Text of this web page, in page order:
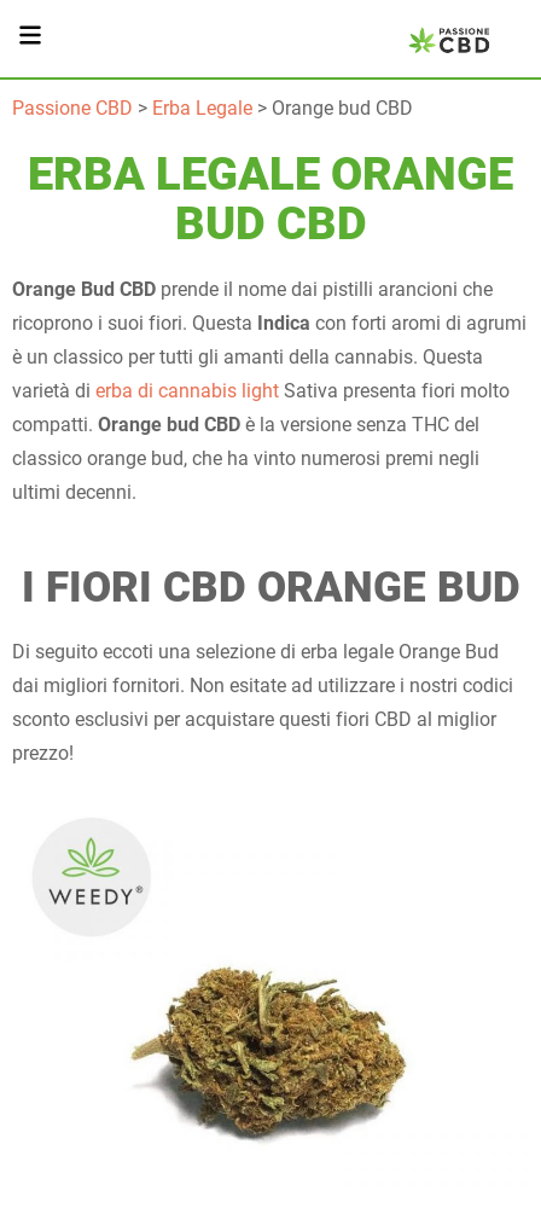
Passione CBD > Erba Legale > Orange bud CBD
ERBA LEGALE ORANGE
BUD CBD
Orange Bud CBD prende il nome dai pistilli arancioni che
ricoprono i suoi fiori. Questa Indica con forti aromi di agrumi
è un classico per tutti gli amanti della cannabis. Questa
varietà di erba di cannabis light Sativa presenta fiori molto
compatti. Orange bud CBD è la versione senza THC del
classico orange bud, che ha vinto numerosi premi negli
ultimi decenni.
I FIORI CBD ORANGE BUD
Di seguito eccoti una selezione di erba legale Orange Bud
dai migliori fornitori. Non esitate ad utilizzare i nostri codici
sconto esclusivi per acquistare questi fiori CBD al miglior
prezzo!